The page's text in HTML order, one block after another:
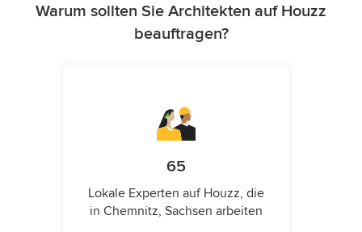
Warum sollten Sie Architekten auf Houzz
beauftragen?
65
Lokale Experten auf Houzz, die
in Chemnitz, Sachsen arbeiten